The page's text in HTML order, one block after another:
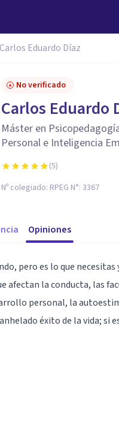
Carlos Eduardo Díaz
No verificado
Carlos Eduardo
Máster en
Personal e Inteligencia
(5)
Nº colegiado: RPEG N°: 3367
Opiniones
pero es lo que
afectan la conducta, las
personal, la
éxito de la vida; si